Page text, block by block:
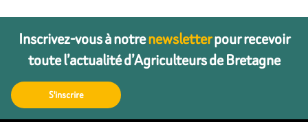
Inscrivez-vous à notrenewsletterpour recevoir
toute l’actualité d’Agriculteurs de Bretagne
S'inscrire